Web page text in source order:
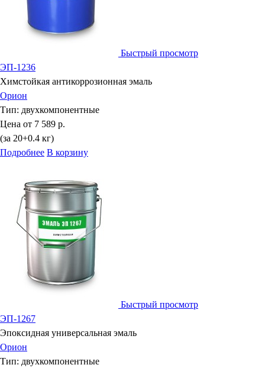
Быстрый просмотр
ЭП-1236
Химстойкая антикоррозионная эмаль
Орион
Тип: двухкомпонентные
Цена от 7 589 р.
(за 20+0.4 кг)
Подробнее В корзину
Быстрый просмотр
ЭП-1267
Эпоксидная универсальная эмаль
Орион
Тип: двухкомпонентные